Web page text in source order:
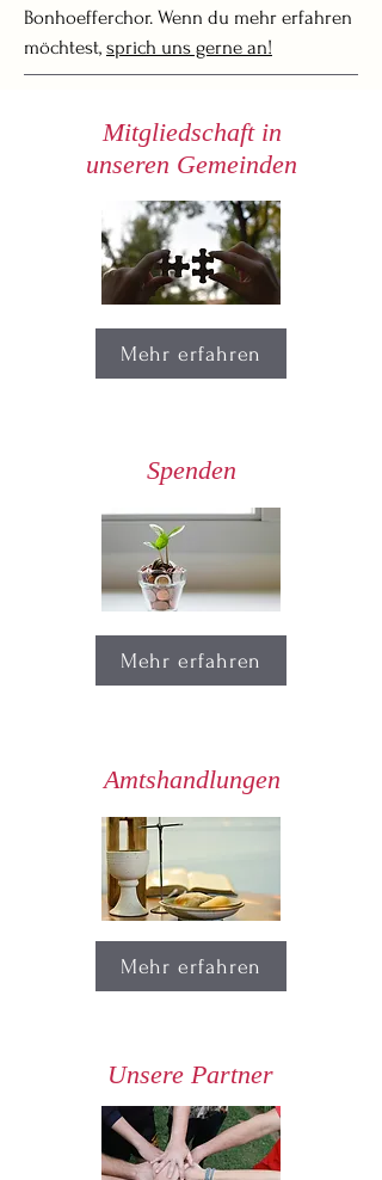
Bonhoefferchor. Wenn du mehr erfahren
möchtest, sprich uns gerne an!
Mitgliedschaft in
unseren Gemeinden
Mehr erfahren
Spenden
Mehr erfahren
Amtshandlungen
Mehr erfahren
Unsere Partner